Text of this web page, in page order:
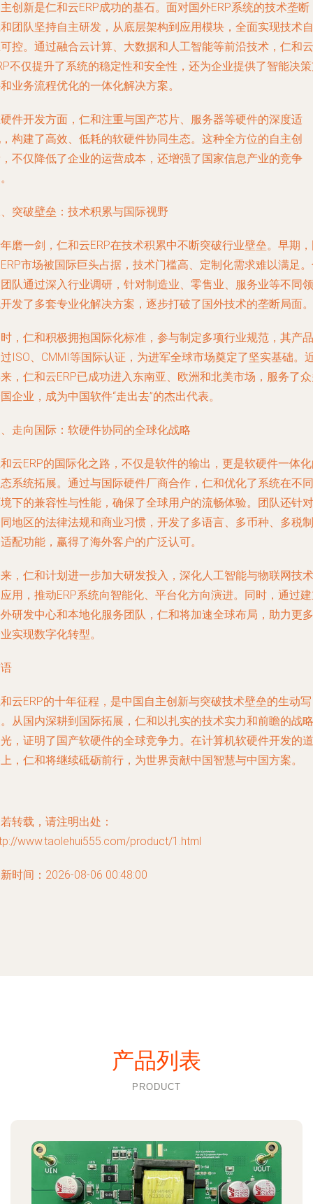
创新是仁和云ERP成功的基石。面对国外ERP系统的技术垄断
团队坚持自主研发，从底层架构到应用模块，全面实现技术自
控。通过融合云计算、大数据和人工智能等前沿技术，仁和云
不仅提升了系统的稳定性和安全性，还为企业提供了智能决
业务流程优化的一体化解决方案。
件开发方面，仁和注重与国产芯片、服务器等硬件的深度适
构建了高效、低耗的软硬件协同生态。这种全方位的自主创
不仅降低了企业的运营成本，还增强了国家信息产业的竞争
突破壁垒：技术积累与国际视野
磨一剑，仁和云ERP在技术积累中不断突破行业壁垒。早期
市场被国际巨头占据，技术门槛高、定制化需求难以满足
队通过深入行业调研，针对制造业、零售业、服务业等不同领
发了多套专业化解决方案，逐步打破了国外技术的垄断局面。
，仁和积极拥抱国际化标准，参与制定多项行业规范，其产品
ISO、CMMI等国际认证，为进军全球市场奠定了坚实基础。
，仁和云ERP已成功进入东南亚、欧洲和北美市场，服务了
企业，成为中国软件“走出去”的杰出代表。
走向国际：软硬件协同的全球化战略
云ERP的国际化之路，不仅是软件的输出，更是软硬件一体
系统拓展。通过与国际硬件厂商合作，仁和优化了系统在不同
下的兼容性与性能，确保了全球用户的流畅体验。团队还针对
地区的法律法规和商业习惯，开发了多语言、多币种、多税制
配功能，赢得了海外客户的广泛认可。
，仁和计划进一步加大研发投入，深化人工智能与物联网技术
用，推动ERP系统向智能化、平台化方向演进。同时，通过
研发中心和本地化服务团队，仁和将加速全球布局，助力更多
实现数字化转型。
云ERP的十年征程，是中国自主创新与突破技术壁垒的生动写
从国内深耕到国际拓展，仁和以扎实的技术实力和前瞻的战略
，证明了国产软硬件的全球竞争力。在计算机软硬件开发的道
，仁和将继续砥砺前行，为世界贡献中国智慧与中国方案。
转载，请注明出处：
www.taolehui555.com/product/1.html
时间：2026-08-06 00:48:00
产品列表
PRODUCT